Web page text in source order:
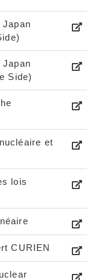
Japan
Japan
Side)
et
lois
CURIEN